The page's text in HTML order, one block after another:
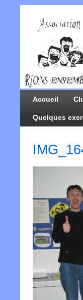
Accueil
Quelques